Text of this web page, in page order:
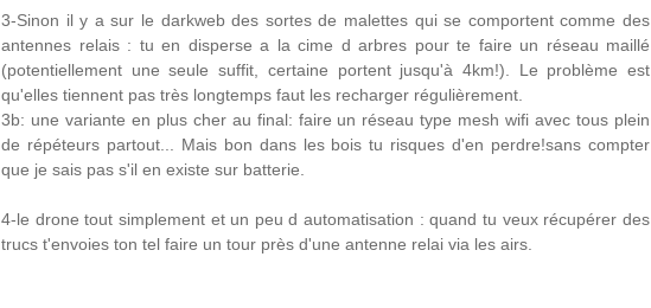
3-Sinon il y a sur le darkweb des sortes de malettes qui se comportent comme des
antennes relais : tu en disperse a la cime d arbres pour te faire un réseau maillé
(potentiellement une seule suffit, certaine portent jusqu'à 4km!). Le problème est
qu'elles tiennent pas très longtemps faut les recharger régulièrement.
3b: une variante en plus cher au final: faire un réseau type mesh wifi avec tous plein
de répéteurs partout... Mais bon dans les bois tu risques d'en perdre!sans compter
que je sais pas s'il en existe sur batterie.
4-le drone tout simplement et un peu d automatisation : quand tu veux récupérer des
trucs t'envoies ton tel faire un tour près d'une antenne relai via les airs.